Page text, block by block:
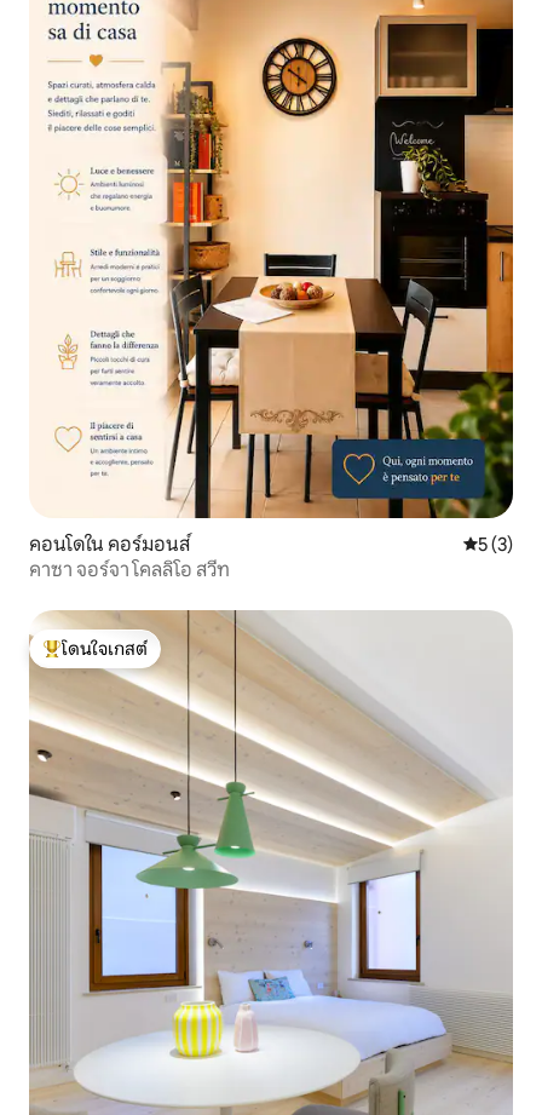
คอนโดใน คอร์มอนส์ คะแนนเฉ
5 (3)
คาซา จอร์จา โคลลิโอ สวีท
โดนใจเกสต์ที่สุด
โดนใจเกสต์